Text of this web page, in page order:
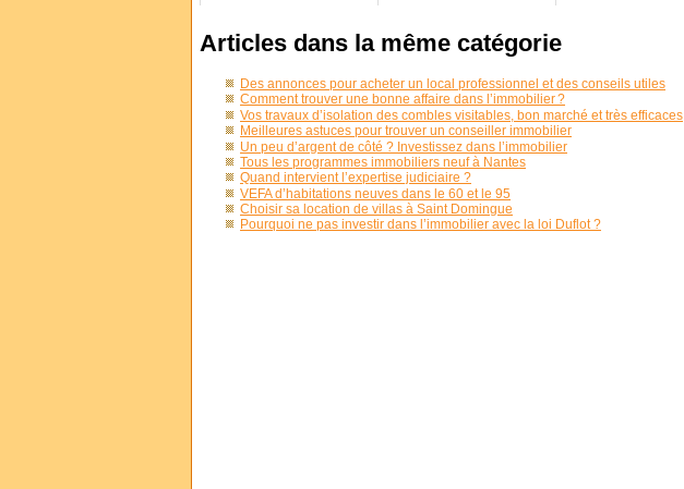
Articles dans la même catégorie
Des annonces pour acheter un local professionnel et des conseils utiles
Comment trouver une bonne affaire dans l’immobilier ?
Vos travaux d’isolation des combles visitables, bon marché et très efficaces
Meilleures astuces pour trouver un conseiller immobilier
Un peu d’argent de côté ? Investissez dans l’immobilier
Tous les programmes immobiliers neuf à Nantes
Quand intervient l’expertise judiciaire ?
VEFA d’habitations neuves dans le 60 et le 95
Choisir sa location de villas à Saint Domingue
Pourquoi ne pas investir dans l’immobilier avec la loi Duflot ?